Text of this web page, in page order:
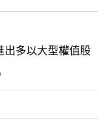
出多以大型權值股